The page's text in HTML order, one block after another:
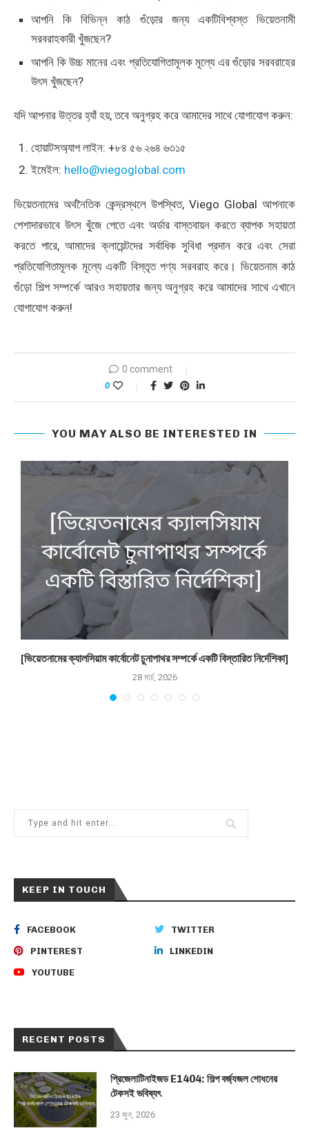
আপনি কি বিভিন্ন কাঠ গুঁড়োর জন্য একটিবিশ্বস্ত ভিয়েতনামী
সরবরাহকারী খুঁজছেন?
আপনি কি উচ্চ মানের এবং প্রতিযোগিতামূলক মূল্যে এর গুঁড়োর সরবরাহের
উৎস খুঁজছেন?
যদি আপনার উত্তর হ্যাঁ হয়, তবে অনুগ্রহ করে আমাদের সাথে যোগাযোগ করুন:
হোয়াটসঅ্যাপ লাইন: +৮৪ ৫৬ ২৬৪ ৬৩১৫
ইমেইল: hello@viegoglobal.com
ভিয়েতনামের অর্থনৈতিক কেন্দ্রস্থলে উপস্থিত, Viego Global আপনাকে
পেশাদারভাবে উৎস খুঁজে পেতে এবং অর্ডার বাস্তবায়ন করতে ব্যাপক সহায়তা
করতে পারে, আমাদের ক্লায়েন্টদের সর্বাধিক সুবিধা প্রদান করে এবং সেরা
প্রতিযোগিতামূলক মূল্যে একটি বিস্তৃত পণ্য সরবরাহ করে। ভিয়েতনাম কাঠ
গুঁড়ো শিল্প সম্পর্কে আরও সহায়তার জন্য অনুগ্রহ করে আমাদের সাথে এখানে
যোগাযোগ করুন!
0 comment
0
YOU MAY ALSO BE INTERESTED IN
[ভিয়েতনামের ক্যালসিয়াম কার্বোনেট চুনাপাথর সম্পর্কে একটি বিস্তারিত নির্দেশিকা]
28 মার্চ, 2026
KEEP IN TOUCH
FACEBOOK TWITTER
PINTEREST LINKEDIN
YOUTUBE
RECENT POSTS
প্রিজেলাটিনাইজড E1404: শিল্প বর্জ্যজল শোধনের
টেকসই ভবিষ্যৎ
23 জুন, 2026